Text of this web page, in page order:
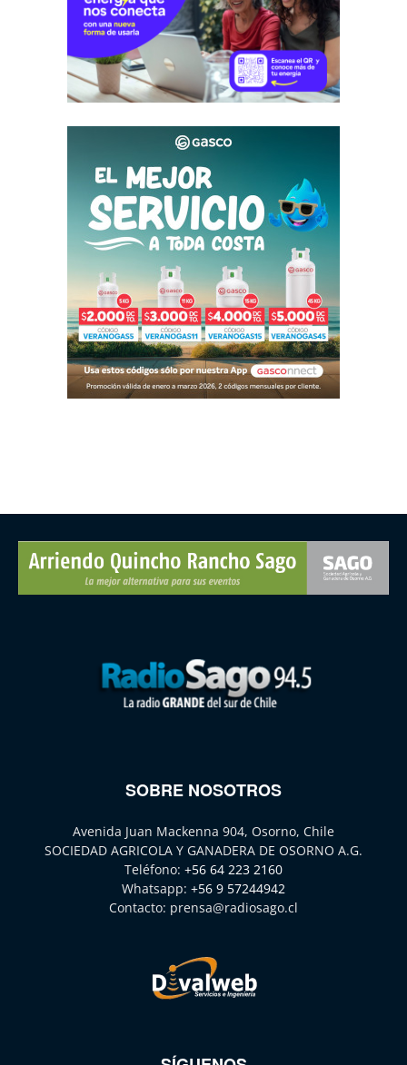
SOBRE NOSOTROS
Avenida Juan Mackenna 904, Osorno, Chile
SOCIEDAD AGRICOLA Y GANADERA DE OSORNO A.G.
Teléfono: +56 64 223 2160
Whatsapp: +56 9 57244942
Contacto: prensa@radiosago.cl